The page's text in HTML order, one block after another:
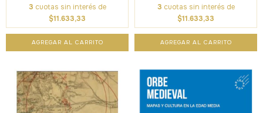
3 cuotas sin interés de
$11.633,33
3 cuotas sin interés de
$11.633,33